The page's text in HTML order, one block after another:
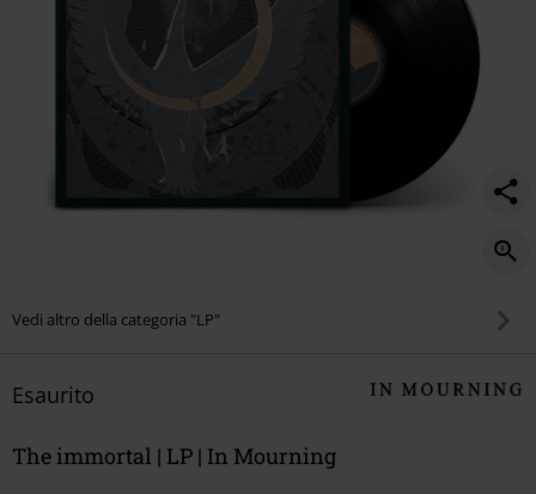
Vedi altro della categoria "LP"
Esaurito
The immortal | LP | In Mourning